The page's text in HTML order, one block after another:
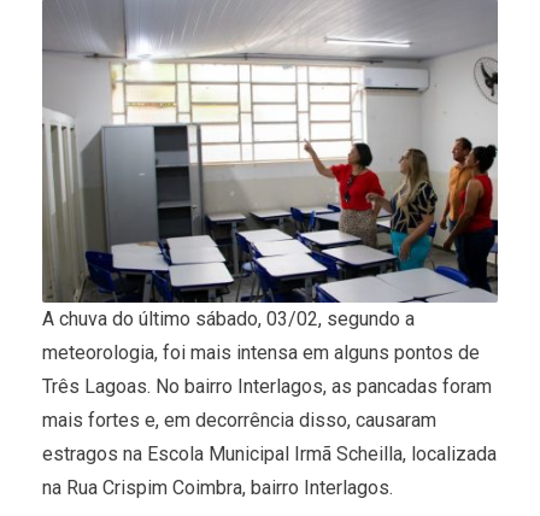
A chuva do último sábado, 03/02, segundo a
meteorologia, foi mais intensa em alguns pontos de
Três Lagoas. No bairro Interlagos, as pancadas foram
mais fortes e, em decorrência disso, causaram
estragos na Escola Municipal Irmã Scheilla, localizada
na Rua Crispim Coimbra, bairro Interlagos.